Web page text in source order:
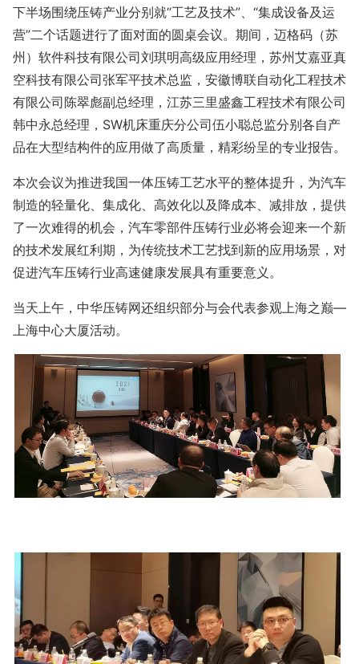
下半场围绕压铸产业分别就“工艺及技术”、“集成设备及运
营”二个话题进行了面对面的圆桌会议。期间，迈格码（苏
州）软件科技有限公司刘琪明高级应用经理，苏州艾嘉亚真
空科技有限公司张军平技术总监，安徽博联自动化工程技术
有限公司陈翠彪副总经理，江苏三里盛鑫工程技术有限公司
韩中永总经理，SW机床重庆分公司伍小聪总监分别各自产
品在大型结构件的应用做了高质量，精彩纷呈的专业报告。
本次会议为推进我国一体压铸工艺水平的整体提升，为汽车
制造的轻量化、集成化、高效化以及降成本、减排放，提供
了一次难得的机会，汽车零部件压铸行业必将会迎来一个新
的技术发展红利期，为传统技术工艺找到新的应用场景，对
促进汽车压铸行业高速健康发展具有重要意义。
当天上午，中华压铸网还组织部分与会代表参观上海之巅—
上海中心大厦活动。